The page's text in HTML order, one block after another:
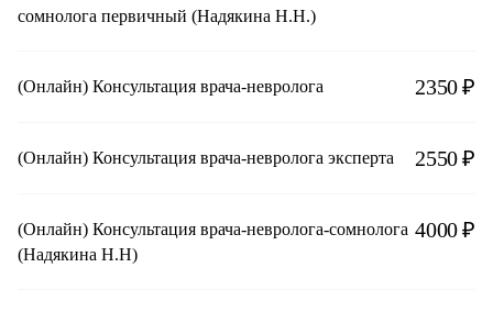
сомнолога первичный (Надякина Н.Н.)
(Онлайн) Консультация врача-невролога 2350 ₽
(Онлайн) Консультация врача-невролога эксперта 2550 ₽
(Онлайн) Консультация врача-невролога-сомнолога
(Надякина Н.Н)
4000 ₽